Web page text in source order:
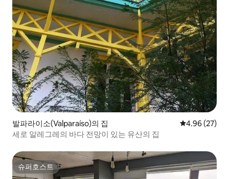
발파라이소(Valparaíso)의 집 평점 4.96점(5
4.96 (27)
세로 알레그레의 바다 전망이 있는 유산의 집
슈퍼호스트
슈퍼호스트